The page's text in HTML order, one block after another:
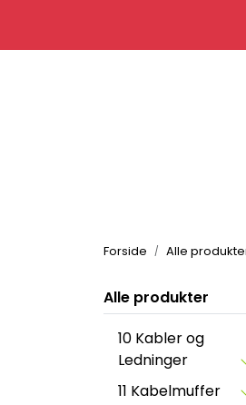
Forside Alle
Alle produkter
10 Kabler og
Ledninger
11 Kabelmuffer